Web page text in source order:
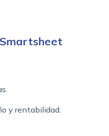
y rentabilidad.